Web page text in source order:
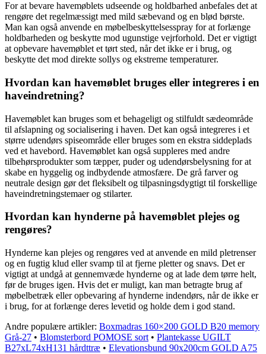
For at bevare havemøblets udseende og holdbarhed anbefales det at
rengøre det regelmæssigt med mild sæbevand og en blød børste.
Man kan også anvende en møbelbeskyttelsesspray for at forlænge
holdbarheden og beskytte mod ugunstige vejrforhold. Det er vigtigt
at opbevare havemøblet et tørt sted, når det ikke er i brug, og
beskytte det mod direkte sollys og ekstreme temperaturer.
Hvordan kan havemøblet bruges eller integreres i en
haveindretning?
Havemøblet kan bruges som et behageligt og stilfuldt sædeområde
til afslapning og socialisering i haven. Det kan også integreres i et
større udendørs spiseområde eller bruges som en ekstra siddeplads
ved et havebord. Havemøblet kan også suppleres med andre
tilbehørsprodukter som tæpper, puder og udendørsbelysning for at
skabe en hyggelig og indbydende atmosfære. De grå farver og
neutrale design gør det fleksibelt og tilpasningsdygtigt til forskellige
haveindretningstemaer og stilarter.
Hvordan kan hynderne på havemøblet plejes og
rengøres?
Hynderne kan plejes og rengøres ved at anvende en mild pletrenser
og en fugtig klud eller svamp til at fjerne pletter og snavs. Det er
vigtigt at undgå at gennemvæde hynderne og at lade dem tørre helt,
før de bruges igen. Hvis det er muligt, kan man betragte brug af
møbelbetræk eller opbevaring af hynderne indendørs, når de ikke er
i brug, for at forlænge deres levetid og holde dem i god stand.
Andre populære artikler: Boxmadras 160×200 GOLD B20 memory
Grå-27 • Blomsterbord POMOSE sort • Plantekasse UGILT
B27xL74xH131 hårdttræ • Elevationsbund 90x200cm GOLD A75